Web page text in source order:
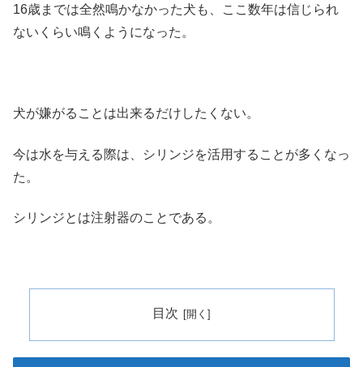
16歳までは全然鳴かなかった犬も、ここ数年は信じられ
ないくらい鳴くようになった。
犬が嫌がることは出来るだけしたくない。
今は水を与える際は、シリンジを活用することが多くなっ
た。
シリンジとは注射器のことである。
目次